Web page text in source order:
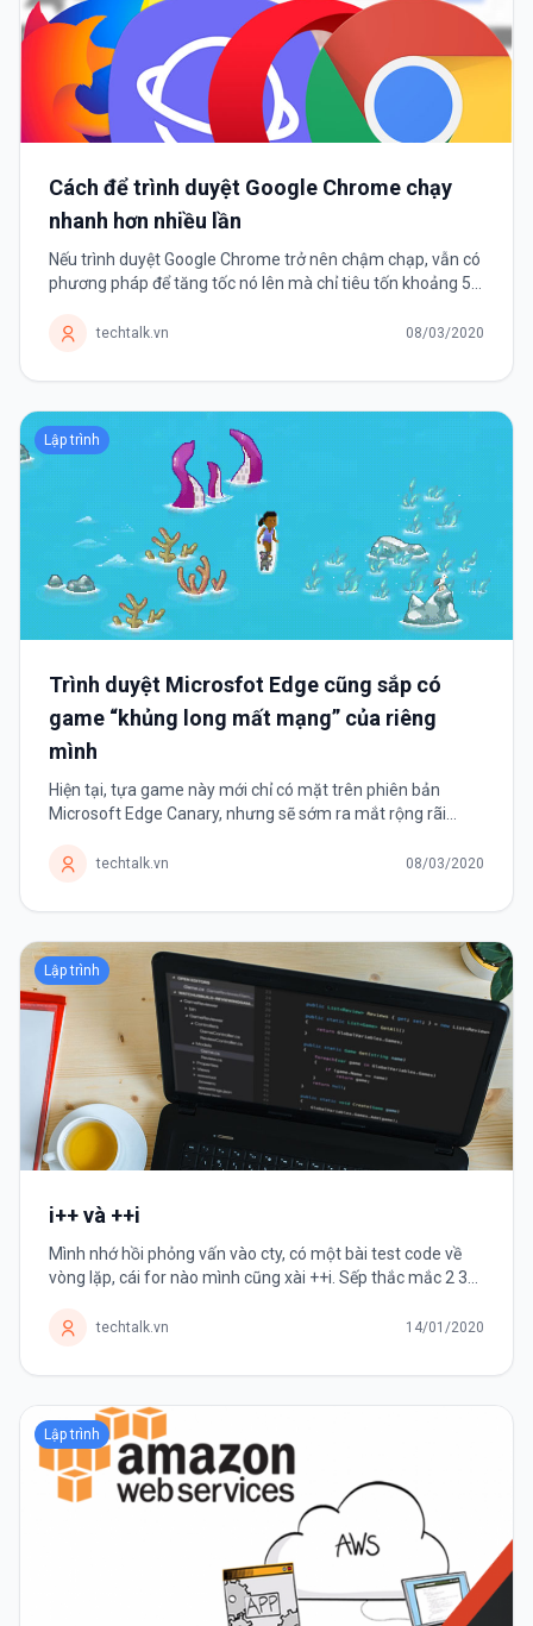
Cách để trình duyệt Google Chrome chạy
nhanh hơn nhiều lần
Nếu trình duyệt Google Chrome trở nên chậm chạp, vẫn có
phương pháp để tăng tốc nó lên mà chỉ tiêu tốn khoảng 5
được một thời...
techtalk.vn 08/03/2020
Lập trình
Trình duyệt Microsfot Edge cũng sắp có
game “khủng long mất mạng” của riêng
mình
Hiện tại, tựa game này mới chỉ có mặt trên phiên bản
Microsoft Edge Canary, nhưng sẽ sớm ra mắt rộng rãi
những trình duyệt web phổ...
techtalk.vn 08/03/2020
Lập trình
i++ và ++i
Mình nhớ hồi phỏng vấn vào cty, có một bài test code về
vòng lặp, cái for nào mình cũng xài ++i. Sếp thắc mắc 2 3
faster but I...
techtalk.vn 14/01/2020
Lập trình